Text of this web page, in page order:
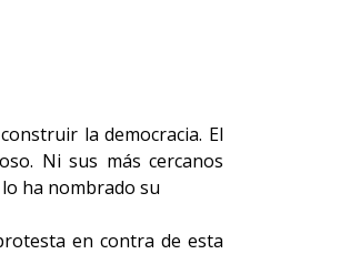
la democracia. El
Ni sus más cercanos
ha nombrado su
en contra de esta